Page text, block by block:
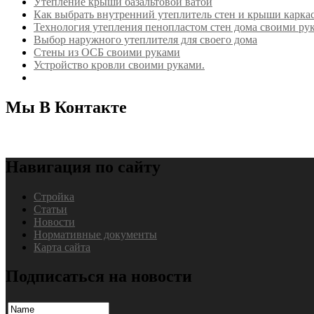
Как выбрать внутренний утеплитель стен и крыши
Технология утепления пенопластом стен дома своими
Выбор наружного утеплителя для своего дома
Стены из ОСБ своими руками
Устройство кровли своими руками.
Мы В Контакте
Навигация по сайту
Стройка
Статьи
Новости
Нормативные документы
Карта сайта
Подписаться на новости